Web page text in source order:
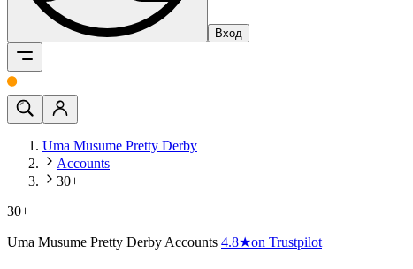
Вход
Uma Musume Pretty Derby
Accounts
30+
30+
Uma Musume Pretty Derby Accounts 4.8★on Trustpilot